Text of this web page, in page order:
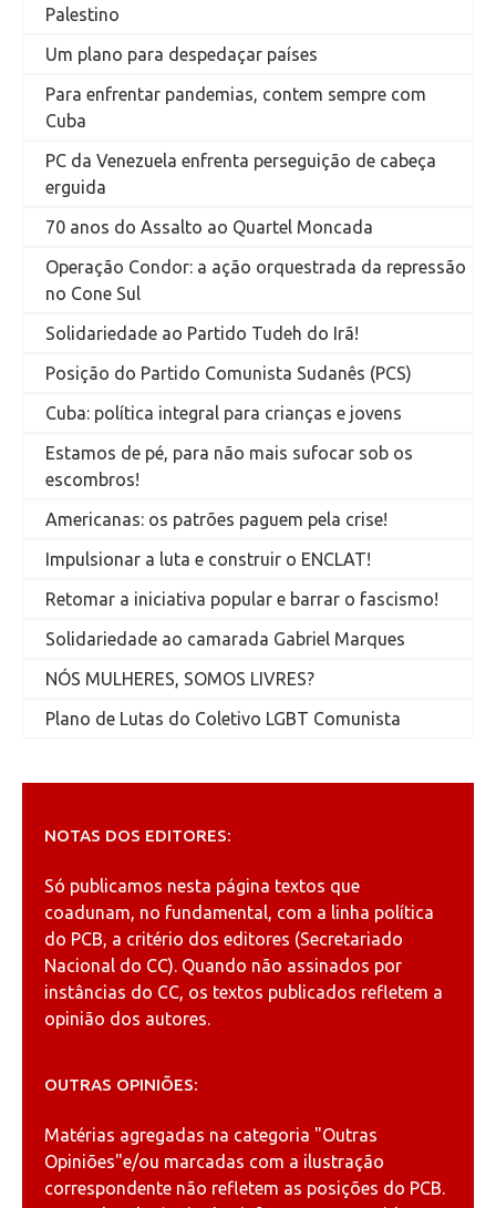
Palestino
Um plano para despedaçar países
Para enfrentar pandemias, contem sempre com
Cuba
PC da Venezuela enfrenta perseguição de cabeça
erguida
70 anos do Assalto ao Quartel Moncada
Operação Condor: a ação orquestrada da repressão
no Cone Sul
Solidariedade ao Partido Tudeh do Irã!
Posição do Partido Comunista Sudanês (PCS)
Cuba: política integral para crianças e jovens
Estamos de pé, para não mais sufocar sob os
escombros!
Americanas: os patrões paguem pela crise!
Impulsionar a luta e construir o ENCLAT!
Retomar a iniciativa popular e barrar o fascismo!
Solidariedade ao camarada Gabriel Marques
NÓS MULHERES, SOMOS LIVRES?
Plano de Lutas do Coletivo LGBT Comunista
NOTAS DOS EDITORES:
Só publicamos nesta página textos que
coadunam, no fundamental, com a linha política
do PCB, a critério dos editores (Secretariado
Nacional do CC). Quando não assinados por
instâncias do CC, os textos publicados refletem a
opinião dos autores.
OUTRAS OPINIÕES:
Matérias agregadas na categoria "Outras
Opiniões"e/ou marcadas com a ilustração
correspondente não refletem as posições do PCB.